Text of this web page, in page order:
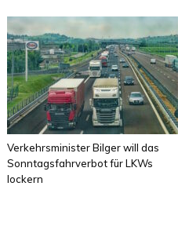
Verkehrsminister Bilger will das
Sonntagsfahrverbot für LKWs
lockern